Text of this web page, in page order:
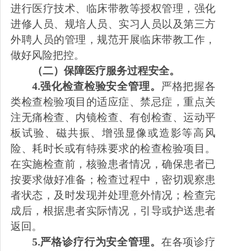
进行医疗技术、临床带教等授权管理，强化
进修人员、规培人员、实习人员以及第三方
外聘人员的管理，规范开展临床带教工作，
做好风险把控。
（二）保障医疗服务过程安全。
4.强化检查检验安全管理。 严格把握各
类检查检验项目的适应症、禁忌症，重点关
注无痛检查、内镜检查、有创检查、运动平
板试验、磁共振、增强显像或造影等高风
险、耗时长或有特殊要求的检查检验项目。
在实施检查前，核验患者情况，确保患者已
按要求做好准备；检查过程中，密切观察患
者状态，及时发现并处理意外情况；检查完
成后，根据患者实际情况，引导或护送患者
返回。
5.严格诊疗行为安全管理。 在各项诊疗